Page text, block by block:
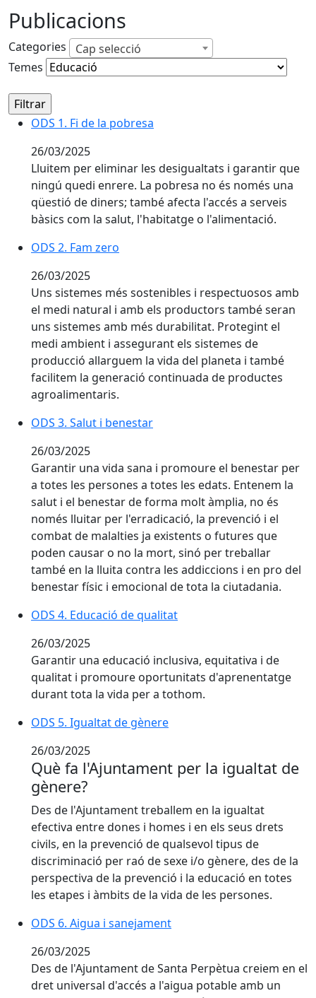
Publicacions
Categories
Cap selecció
Temes
ODS 1. Fi de la pobresa
26/03/2025
Lluitem per eliminar les desigualtats i garantir que
ningú quedi enrere. La pobresa no és només una
qüestió de diners; també afecta l'accés a serveis
bàsics com la salut, l'habitatge o l'alimentació.
ODS 2. Fam zero
26/03/2025
Uns sistemes més sostenibles i respectuosos amb
el medi natural i amb els productors també seran
uns sistemes amb més durabilitat. Protegint el
medi ambient i assegurant els sistemes de
producció allarguem la vida del planeta i també
facilitem la generació continuada de productes
agroalimentaris.
ODS 3. Salut i benestar
26/03/2025
Garantir una vida sana i promoure el benestar per
a totes les persones a totes les edats. Entenem la
salut i el benestar de forma molt àmplia, no és
només lluitar per l'erradicació, la prevenció i el
combat de malalties ja existents o futures que
poden causar o no la mort, sinó per treballar
també en la lluita contra les addiccions i en pro del
benestar físic i emocional de tota la ciutadania.
ODS 4. Educació de qualitat
26/03/2025
Garantir una educació inclusiva, equitativa i de
qualitat i promoure oportunitats d'aprenentatge
durant tota la vida per a tothom.
ODS 5. Igualtat de gènere
26/03/2025
Què fa l'Ajuntament per la igualtat de
gènere?
Des de l'Ajuntament treballem en la igualtat
efectiva entre dones i homes i en els seus drets
civils, en la prevenció de qualsevol tipus de
discriminació per raó de sexe i/o gènere, des de la
perspectiva de la prevenció i la educació en totes
les etapes i àmbits de la vida de les persones.
ODS 6. Aigua i sanejament
26/03/2025
Des de l'Ajuntament de Santa Perpètua creiem en el
dret universal d'accés a l'aigua potable amb un